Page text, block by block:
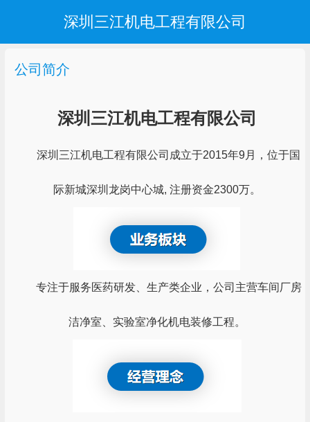
深圳三江机电工程有限公司
公司简介
深圳三江机电工程有限公司
深圳三江机电工程有限公司成立于2015年9月，位于国
际新城深圳龙岗中心城, 注册资金2300万。
专注于服务医药研发、生产类企业，公司主营车间厂房
洁净室、实验室净化机电装修工程。